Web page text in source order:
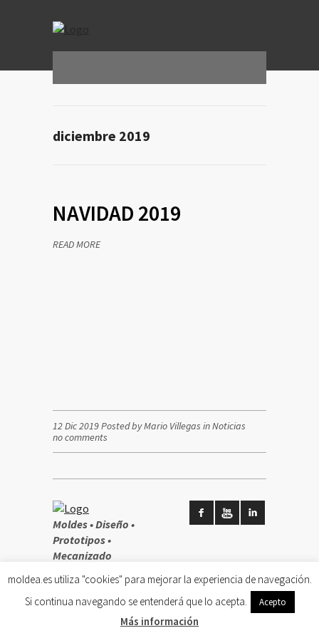
diciembre 2019
NAVIDAD 2019
READ MORE
12 Dic 2019 Posted by Mario Villegas inNoticias
no comments
Moldes • Diseño •
Prototipos •
Mecanizado
moldea.es utiliza "cookies" para mejorar la experiencia de navegación.
Si continua navegando se entenderá que lo acepta.
Acepto
Más información